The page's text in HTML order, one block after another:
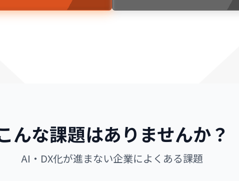
んな課題はありませんか？
AI・DX化が進まない企業によくある課題